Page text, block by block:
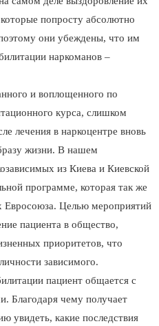
попросту абсолютно
они убеждены, что им
наркоманов –
и воплощенного по
курса, слишком
лечения в наркоцентре вновь
жизни. В нашем
из Киева и Киевской
программе, которая так же
Евросоюза. Целью мероприятий
пациента в общество,
приоритетов, что
зависимого.
пациент общается с
Благодаря чему получает
увидеть, какие последствия